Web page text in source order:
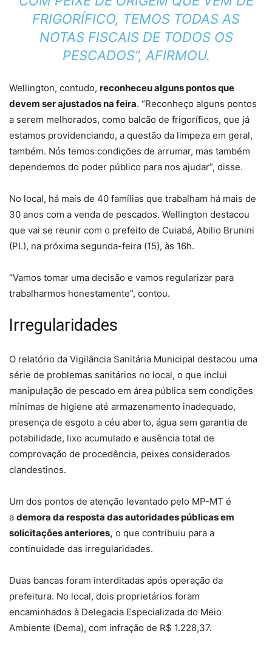
FRIGORÍFICO, TEMOS TODAS AS
NOTAS FISCAIS DE TODOS OS
PESCADOS”, AFIRMOU.
Wellington, contudo, reconheceu alguns pontos que
devem ser ajustados na feira. “Reconheço alguns pontos
a serem melhorados, como balcão de frigoríficos, que já
estamos providenciando, a questão da limpeza em geral,
também. Nós temos condições de arrumar, mas também
dependemos do poder público para nos ajudar”, disse.
No local, há mais de 40 famílias que trabalham há mais de
30 anos com a venda de pescados. Wellington destacou
que vai se reunir com o prefeito de Cuiabá, Abilio Brunini
(PL), na próxima segunda-feira (15), às 16h.
“Vamos tomar uma decisão e vamos regularizar para
trabalharmos honestamente”, contou.
Irregularidades
O relatório da Vigilância Sanitária Municipal destacou uma
série de problemas sanitários no local, o que inclui
manipulação de pescado em área pública sem condições
mínimas de higiene até armazenamento inadequado,
presença de esgoto a céu aberto, água sem garantia de
potabilidade, lixo acumulado e ausência total de
comprovação de procedência, peixes considerados
clandestinos.
Um dos pontos de atenção levantado pelo MP-MT é
a demora da resposta das autoridades públicas em
solicitações anteriores, o que contribuiu para a
continuidade das irregularidades.
Duas bancas foram interditadas após operação da
prefeitura. No local, dois proprietários foram
encaminhados à Delegacia Especializada do Meio
Ambiente (Dema), com infração de R$ 1.228,37.